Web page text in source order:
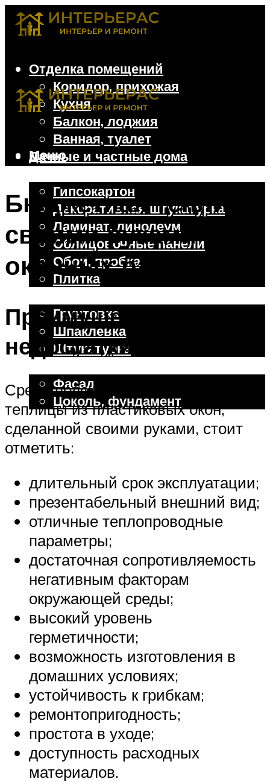
Отделка помещений
Коридор, прихожая
Кухня
Балкон, лоджия
Ванная, туалет
Дачные и частные дома
Гипсокартон
Декоративная штукатурка
Ламинат, линолеум
Облицовочные панели
Обои, пробка
Плитка
Грунтовка
Шпаклевка
Штукатурка
Фасад
Цоколь, фундамент
Меню
Меню
Бюджетная теплица
своими руками из
оконных рам
Преимущества и
недостатки
Среди положительных моментов
теплицы из пластиковых окон,
сделанной своими руками, стоит
отметить:
длительный срок эксплуатации;
презентабельный внешний вид;
отличные теплопроводные
параметры;
достаточная сопротивляемость
негативным факторам
окружающей среды;
высокий уровень
герметичности;
возможность изготовления в
домашних условиях;
устойчивость к грибкам;
ремонтопригодность;
простота в уходе;
доступность расходных
материалов.